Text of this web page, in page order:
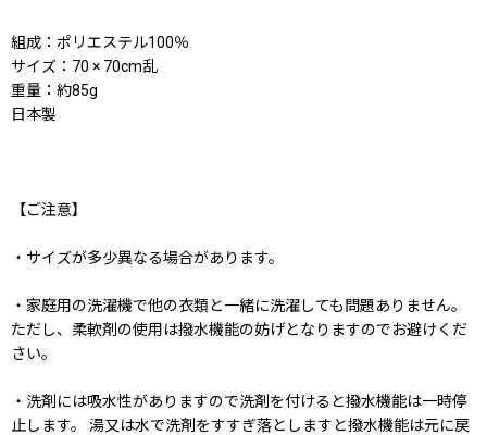
組成：ポリエステル100％
サイズ：70 × 70cm乱
重量：約85g
日本製
【ご注意】
・サイズが多少異なる場合があります。
・家庭用の洗濯機で他の衣類と一緒に洗濯しても問題ありません。
ただし、柔軟剤の使用は撥水機能の妨げとなりますのでお避けくだ
さい。
・洗剤には吸水性がありますので洗剤を付けると撥水機能は一時停
止します。 湯又は水で洗剤をすすぎ落としますと撥水機能は元に戻